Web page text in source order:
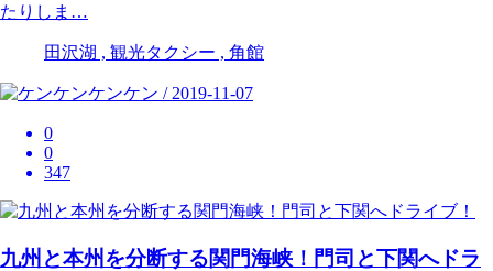
たりしま…
田沢湖 , 観光タクシー , 角館
ケンケン / 2019-11-07
0
0
347
九州と本州を分断する関門海峡！門司と下関へドラ